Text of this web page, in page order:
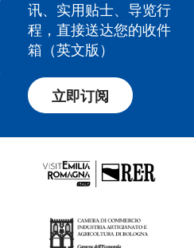
讯、实用贴士、导览行
程，直接送达您的收件
箱（英文版）
立即订阅